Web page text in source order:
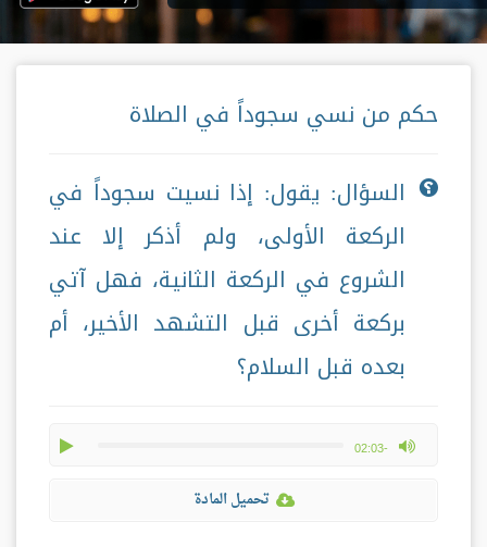
حكم من نسي سجوداً في الصلاة
السؤال: يقول: إذا نسيت سجوداً في
الركعة الأولى، ولم أذكر إلا عند
الشروع في الركعة الثانية، فهل آتي
بركعة أخرى قبل التشهد الأخير، أم
بعده قبل السلام؟
-02:03
max volume
تحميل المادة